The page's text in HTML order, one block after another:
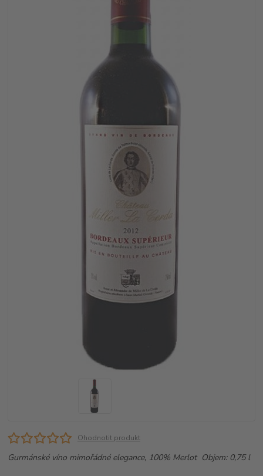
Ohodnotit produkt
Gurmánské víno mimořádné elegance, 100% Merlot Objem: 0,75 l